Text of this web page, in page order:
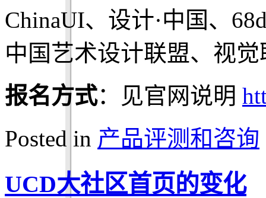
ChinaUI、设计·中国、
中国艺术设计联盟、视觉
报名方式：见官网说明
Posted in 产品评测和咨询
UCD大社区首页的变化